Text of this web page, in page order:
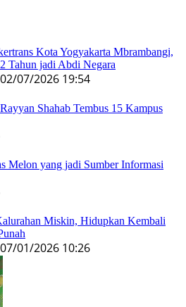
Kota Yogyakarta Mbrambangi,
Tahun jadi Abdi Negara
02/07/2026 19:54
Shahab Tembus 15 Kampus
Melon yang jadi Sumber Informasi
Miskin, Hidupkan Kembali
07/01/2026 10:26